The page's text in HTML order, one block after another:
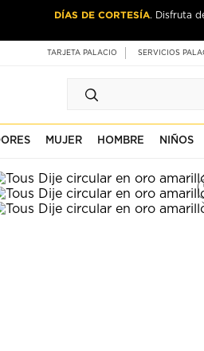
DÍAS DE CORTESÍA. Disfruta
TARJETA PALACIO SERVICIOS
MUJER HOMBRE NIÑOS